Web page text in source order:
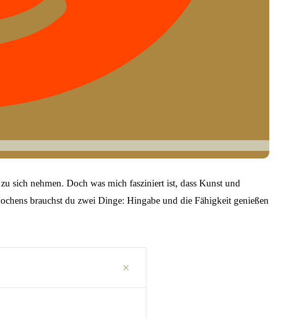
sich nehmen. Doch was mich fasziniert ist, dass Kunst und
brauchst du zwei Dinge: Hingabe und die Fähigkeit genießen